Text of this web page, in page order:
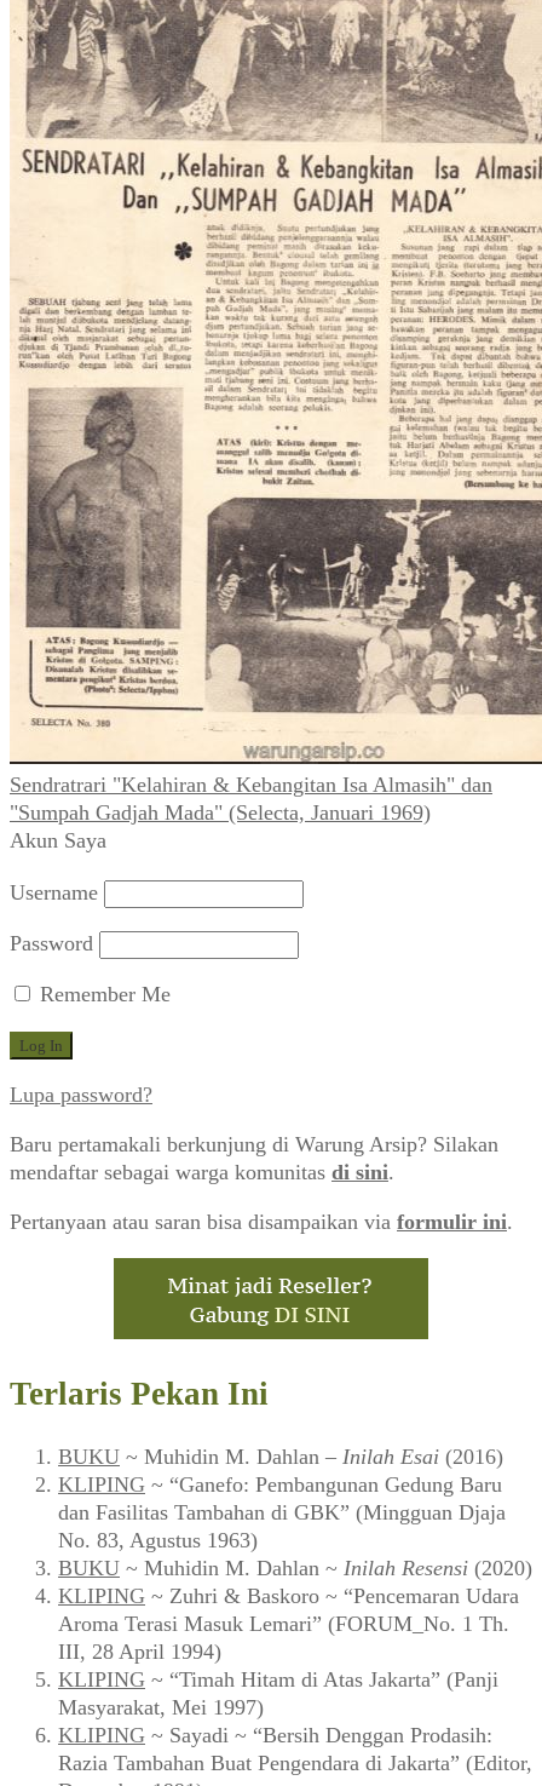
Sendratrari "Kelahiran & Kebangitan Isa Almasih" dan
"Sumpah Gadjah Mada" (Selecta, Januari 1969)
Akun Saya
Username
Password
Remember Me
Lupa password?
Baru pertamakali berkunjung di Warung Arsip? Silakan
mendaftar sebagai warga komunitas di sini.
Pertanyaan atau saran bisa disampaikan via formulir ini.
Terlaris Pekan Ini
BUKU ~ Muhidin M. Dahlan – Inilah Esai (2016)
KLIPING ~ “Ganefo: Pembangunan Gedung Baru
dan Fasilitas Tambahan di GBK” (Mingguan Djaja
No. 83, Agustus 1963)
BUKU ~ Muhidin M. Dahlan ~ Inilah Resensi (2020)
KLIPING ~ Zuhri & Baskoro ~ “Pencemaran Udara
Aroma Terasi Masuk Lemari” (FORUM_No. 1 Th.
III, 28 April 1994)
KLIPING ~ “Timah Hitam di Atas Jakarta” (Panji
Masyarakat, Mei 1997)
KLIPING ~ Sayadi ~ “Bersih Denggan Prodasih:
Razia Tambahan Buat Pengendara di Jakarta” (Editor,